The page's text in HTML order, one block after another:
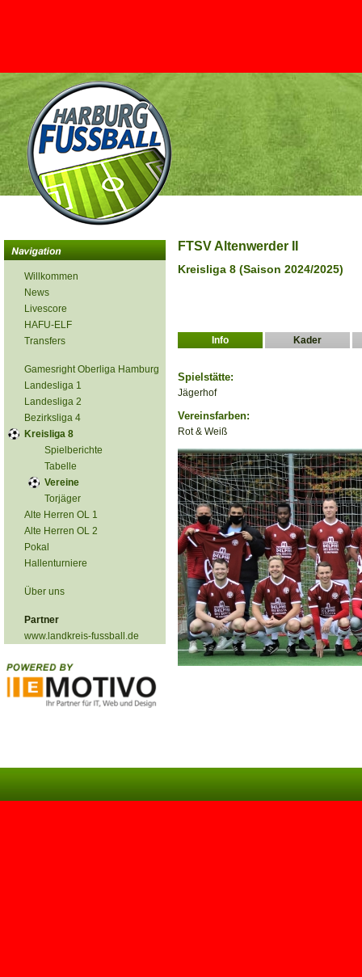
Willkommen
News
Livescore
HAFU-ELF
Transfers
Gamesright Oberliga Hamburg
Landesliga 1
Landesliga 2
Bezirksliga 4
Kreisliga 8
Spielberichte
Tabelle
Vereine
Torjäger
Alte Herren OL 1
Alte Herren OL 2
Pokal
Hallenturniere
Über uns
Partner
www.landkreis-fussball.de
FTSV Altenwerder II
Kreisliga 8 (Saison 2024/2025)
Info Kader
Spielstätte:
Jägerhof
Vereinsfarben:
Rot & Weiß